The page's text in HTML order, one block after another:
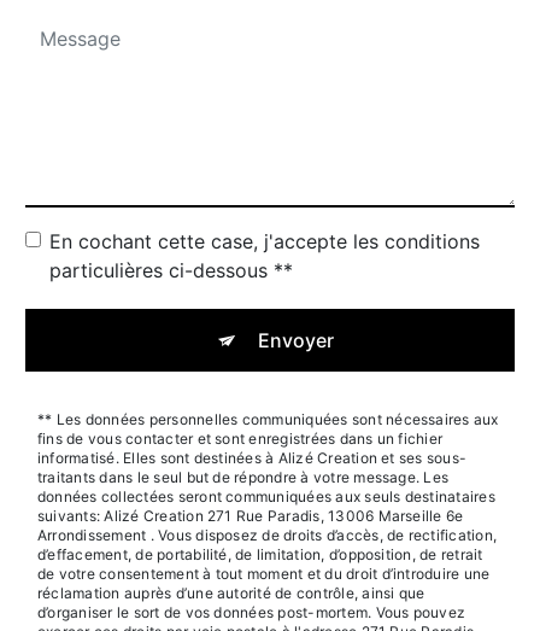
En cochant cette case, j'accepte les conditions
particulières ci-dessous **
Envoyer
** Les données personnelles communiquées sont nécessaires aux
fins de vous contacter et sont enregistrées dans un fichier
informatisé. Elles sont destinées à Alizé Creation et ses sous-
traitants dans le seul but de répondre à votre message. Les
données collectées seront communiquées aux seuls destinataires
suivants: Alizé Creation 271 Rue Paradis, 13006 Marseille 6e
Arrondissement . Vous disposez de droits d’accès, de rectification,
d’effacement, de portabilité, de limitation, d’opposition, de retrait
de votre consentement à tout moment et du droit d’introduire une
réclamation auprès d’une autorité de contrôle, ainsi que
d’organiser le sort de vos données post-mortem. Vous pouvez